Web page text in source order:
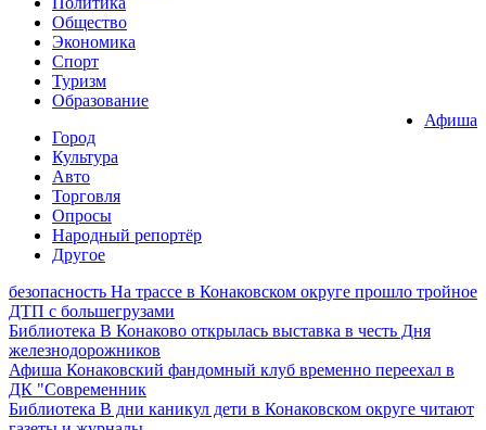
Общество
Экономика
Спорт
Туризм
Образование
Афиша
Город
Культура
Авто
Торговля
Опросы
Народный репортёр
Другое
безопасность На трассе в Конаковском округе прошло тройное
ДТП с большегрузами
Библиотека В Конаково открылась выставка в честь Дня
железнодорожников
Афиша Конаковский фандомный клуб временно переехал в
ДК "Современник
Библиотека В дни каникул дети в Конаковском округе читают